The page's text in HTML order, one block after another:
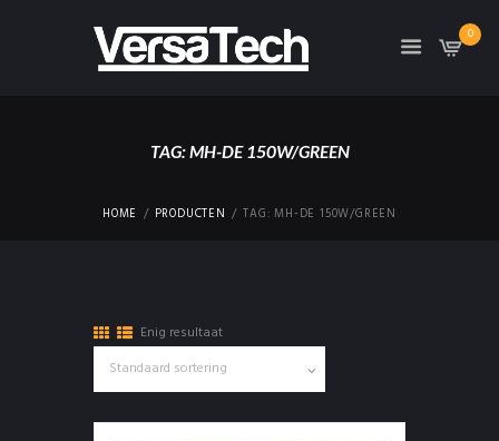
0
TAG: MH-DE 150W/GREEN
HOME PRODUCTEN TAG: MH-DE 150W/GREEN
Enig resultaat